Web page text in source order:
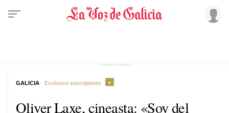
Oliver Laxe, cineasta: «Soy del
GALICIA · Exclusivo suscriptores